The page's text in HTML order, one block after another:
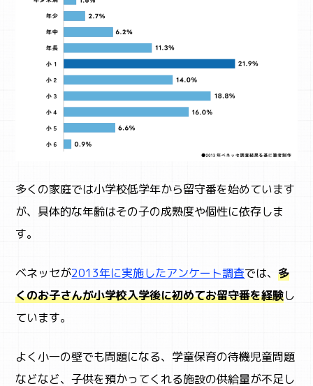
多くの家庭では小学校低学年から留守番を始めています
が、具体的な年齢はその子の成熟度や個性に依存しま
す。
ベネッセが2013年に実施したアンケート調査では、多
くのお子さんが小学校入学後に初めてお留守番を経験し
ています。
よく小一の壁でも問題になる、学童保育の待機児童問題
などなど、子供を預かってくれる施設の供給量が不足し